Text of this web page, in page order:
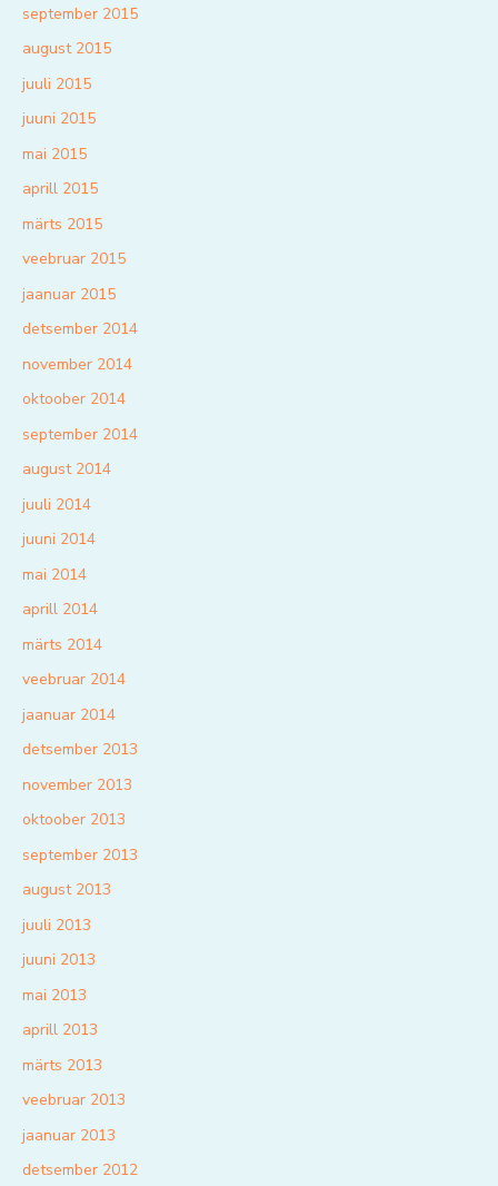
september 2015
august 2015
juuli 2015
juuni 2015
mai 2015
aprill 2015
märts 2015
veebruar 2015
jaanuar 2015
detsember 2014
november 2014
oktoober 2014
september 2014
august 2014
juuli 2014
juuni 2014
mai 2014
aprill 2014
märts 2014
veebruar 2014
jaanuar 2014
detsember 2013
november 2013
oktoober 2013
september 2013
august 2013
juuli 2013
juuni 2013
mai 2013
aprill 2013
märts 2013
veebruar 2013
jaanuar 2013
detsember 2012